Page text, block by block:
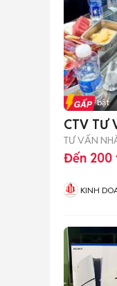
Tin nổi bật
CTV TƯ
TƯ VẤN
Đến 200
KINH